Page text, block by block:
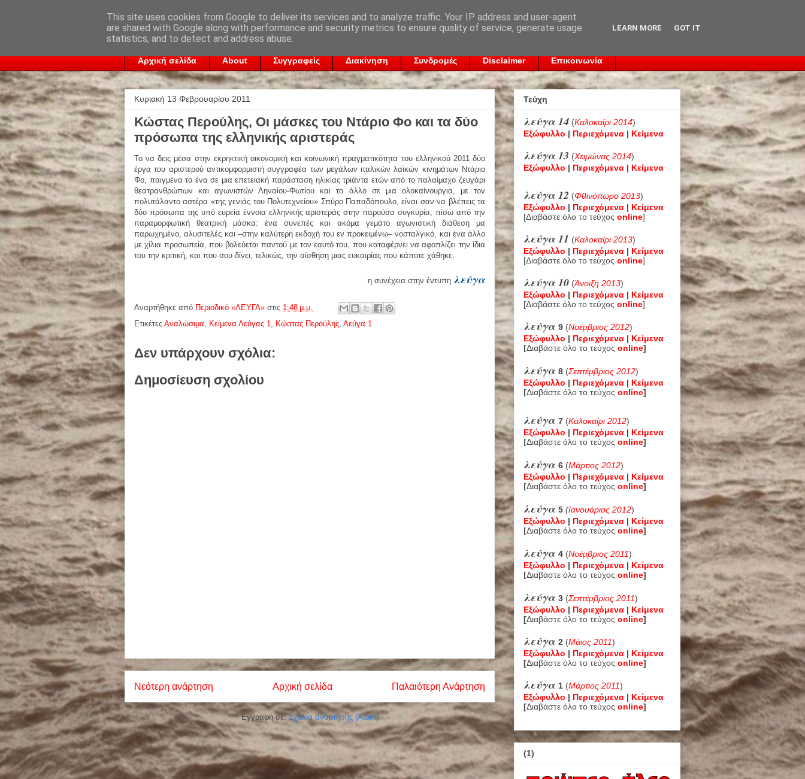
Αρχική σελίδα About Συγγραφείς Διακίνηση Συνδρομές Disclaimer Επικοινωνία
Κυριακή 13 Φεβρουαρίου 2011
Κώστας Περούλης, Οι μάσκες του Ντάριο Φο και τα δύο
πρόσωπα της ελληνικής αριστεράς
Το να δεις μέσα στην εκρηκτική οικονομική και κοινωνική πραγματικότητα του ελληνικού 2011 δύο
έργα του αριστερού αντικομφορμιστή συγγραφέα των μεγάλων ιταλικών λαϊκών κινημάτων Ντάριο
Φο, παιγμένα το ένα σε μια επετειακή παράσταση ηλικίας τριάντα ετών από το παλαίμαχο ζευγάρι
θεατρανθρώπων και αγωνιστών Ληναίου-Φωτίου και το άλλο σε μια ολοκαίνουργια, με τον
πολυτάλαντο αστέρα «της γενιάς του Πολυτεχνείου» Σπύρο Παπαδόπουλο, είναι σαν να βλέπεις τα
δύο πρόσωπα της υπό ευρεία έννοια ελληνικής αριστεράς στην παρούσα συγκυρία, πίσω από την
παραμορφωτική θεατρική μάσκα: ένα συνεπές και ακόμα γεμάτο αγωνιστική διάθεση μα
παρωχημένο, αλυσιτελές και –στην καλύτερη εκδοχή του εν προκειμένω– νοσταλγικό, και ένα άλλο
με χίλια προσωπεία, που βολεύεται παντού με τον εαυτό του, που καταφέρνει να αφοπλίζει την ίδια
του την κριτική, και που σου δίνει, τελικώς, την αίσθηση μιας ευκαιρίας που κάποτε χάθηκε.
η συνέχεια στην έντυπη λεύγα
Αναρτήθηκε από Περιοδικό «ΛΕΥΓΑ» στις 1:48 μ.μ.
Ετικέτες Αναλώσιμα Κείμενα Λεύγας 1 Κώστας Περούλης Λεύγα 1
Δεν υπάρχουν σχόλια:
Δημοσίευση σχολίου
Νεότερη ανάρτηση Παλαιότερη Ανάρτηση
Αρχική σελίδα
Εγγραφή σε:Σχόλια ανάρτησης (Atom)
Τεύχη
λεύγα 14 (Καλοκαίρι 2014)
Εξώφυλλο | Περιεχόμενα | Κείμενα
λεύγα 13 (Χειμώνας 2014)
Εξώφυλλο | Περιεχόμενα | Κείμενα
λεύγα 12 (Φθινόπωρο 2013)
Εξώφυλλο | Περιεχόμενα | Κείμενα
[Διαβάστε όλο το τεύχος online]
λεύγα 11 (Καλοκαίρι 2013)
Εξώφυλλο | Περιεχόμενα | Κείμενα
[Διαβάστε όλο το τεύχος online]
λεύγα 10 (Άνοιξη 2013)
Εξώφυλλο | Περιεχόμενα | Κείμενα
[Διαβάστε όλο το τεύχος online]
λεύγα 9 (Νοέμβριος 2012)
Εξώφυλλο | Περιεχόμενα | Κείμενα
[Διαβάστε όλο το τεύχος online]
λεύγα 8 (Σεπτέμβριος 2012)
Εξώφυλλο | Περιεχόμενα | Κείμενα
[Διαβάστε όλο το τεύχος online]
λεύγα 7 (Καλοκαίρι 2012)
Εξώφυλλο | Περιεχόμενα | Κείμενα
[Διαβάστε όλο το τεύχος online]
λεύγα 6 (Μάρτιος 2012)
Εξώφυλλο | Περιεχόμενα | Κείμενα
[Διαβάστε όλο το τεύχος online]
λεύγα 5 (Ιανουάριος 2012)
Εξώφυλλο | Περιεχόμενα | Κείμενα
[Διαβάστε όλο το τεύχος online]
λεύγα 4 (Νοέμβριος 2011)
Εξώφυλλο | Περιεχόμενα | Κείμενα
[Διαβάστε όλο το τεύχος online]
λεύγα 3 (Σεπτέμβριος 2011)
Εξώφυλλο | Περιεχόμενα | Κείμενα
[Διαβάστε όλο το τεύχος online]
λεύγα 2 (Μάιος 2011)
Εξώφυλλο | Περιεχόμενα | Κείμενα
[Διαβάστε όλο το τεύχος online]
λεύγα 1 (Μάρτιος 2011)
Εξώφυλλο | Περιεχόμενα | Κείμενα
[Διαβάστε όλο το τεύχος online]
(1)
This site uses cookies from Google to deliver its services and to analyze traffic. Your IP address and user-agent
are shared with Google along with performance and security metrics to ensure quality of service, generate usage
statistics, and to detect and address abuse.
LEARN MORE GOT IT